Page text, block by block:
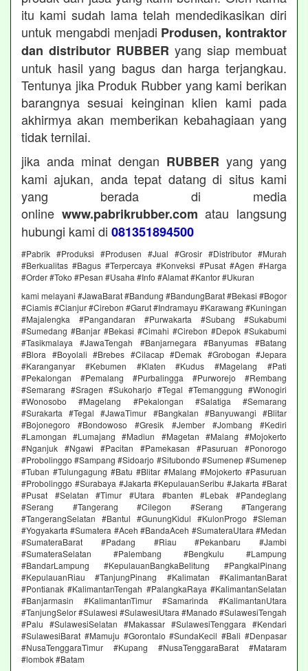
itu kami sudah lama telah mendedikasikan diri
untuk mengabdi menjadi Produsen, kontraktor
dan distributor RUBBER yang siap membuat
untuk hasil yang bagus dan harga terjangkau.
Tentunya jika Produk Rubber yang kami berikan
barangnya sesuai keinginan klien kami pada
akhirmya akan memberikan kebahagiaan yang
tidak ternilai.
jika anda minat dengan RUBBER yang yang
kami ajukan, anda tepat datang di situs kami
yang berada di media
online www.pabrikrubber.com atau langsung
hubungi kami di 081351894500
#Pabrik #Produksi #Produsen #Jual #Grosir #Distributor #Murah
#Berkualitas #Bagus #Terpercaya #Konveksi #Pusat #Agen #Harga
#Order #Toko #Pesan #Usaha #Info #Alamat #Kantor #Ukuran
kami melayani #JawaBarat #Bandung #BandungBarat #Bekasi #Bogor
#Ciamis #Cianjur #Cirebon #Garut #Indramayu #Karawang #Kuningan
#Majalengka #Pangandaran #Purwakarta #Subang #Sukabumi
#Sumedang #Banjar #Bekasi #Cimahi #Cirebon #Depok #Sukabumi
#Tasikmalaya #JawaTengah #Banjarnegara #Banyumas #Batang
#Blora #Boyolali #Brebes #Cilacap #Demak #Grobogan #Jepara
#Karanganyar #Kebumen #Klaten #Kudus #Magelang #Pati
#Pekalongan #Pemalang #Purbalingga #Purworejo #Rembang
#Semarang #Sragen #Sukoharjo #Tegal #Temanggung #Wonogiri
#Wonosobo #Magelang #Pekalongan #Salatiga #Semarang
#Surakarta #Tegal #JawaTimur #Bangkalan #Banyuwangi #Blitar
#Bojonegoro #Bondowoso #Gresik #Jember #Jombang #Kediri
#Lamongan #Lumajang #Madiun #Magetan #Malang #Mojokerto
#Nganjuk #Ngawi #Pacitan #Pamekasan #Pasuruan #Ponorogo
#Probolinggo #Sampang #Sidoarjo #Situbondo #Sumenep #Sumenep
#Tuban #Tulungagung #Batu #Blitar #Malang #Mojokerto #Pasuruan
#Probolinggo #Surabaya #Jakarta #KepulauanSeribu #Jakarta #Barat
#Pusat #Selatan #Timur #Utara #banten #Lebak #Pandeglang
#Serang #Tangerang #Cilegon #Serang #Tangerang
#TangerangSelatan #Bantul #GunungKidul #KulonProgo #Sleman
#Yogyakarta #Sumatera #Aceh #BandaAceh #SumateraUtara #Medan
#SumateraBarat #Padang #Riau #Pekanbaru #Jambi
#SumateraSelatan #Palembang #Bengkulu #Lampung
#BandarLampung #KepulauanBangkaBelitung #PangkalPinang
#KepulauanRiau #TanjungPinang #Kalimatan #KalimantanBarat
#Pontianak #KalimantanTengah #PalangkaRaya #KalimantanSelatan
#Banjarmasin #KalimantanTimur #Samarinda #KalimantanUtara
#TanjungSelor #Sulawesi #SulawesiUtara #Manado #SulawesiTengah
#Palu #SulawesiSelatan #Makassar #SulawesiTenggara #Kendari
#SulawesiBarat #Mamuju #Gorontalo #SundaKecil #Bali #Denpasar
#NusaTenggaraTimur #Kupang #NusaTenggaraBarat #Mataram
#lombok #Batam